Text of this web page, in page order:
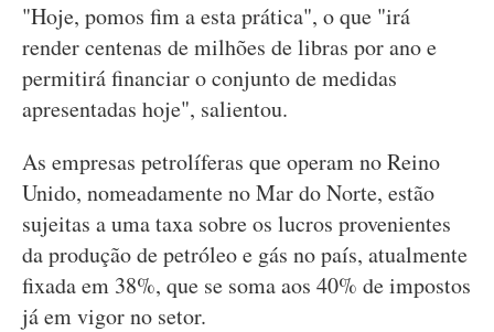
"Hoje, pomos fim a esta prática", o que "irá
render centenas de milhões de libras por ano e
permitirá financiar o conjunto de medidas
apresentadas hoje", salientou.
As empresas petrolíferas que operam no Reino
Unido, nomeadamente no Mar do Norte, estão
sujeitas a uma taxa sobre os lucros provenientes
da produção de petróleo e gás no país, atualmente
fixada em 38%, que se soma aos 40% de impostos
já em vigor no setor.